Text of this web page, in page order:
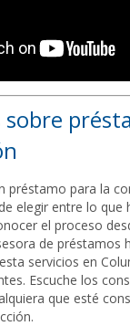
sobre
préstamo para la
elegir entre lo que
el proceso
de préstamos
servicios en
Escuche los
que esté